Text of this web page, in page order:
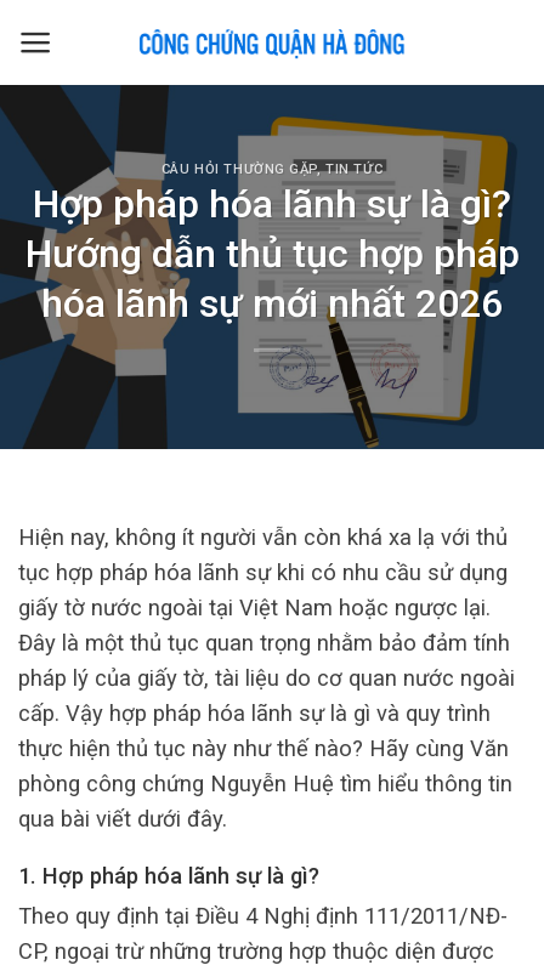
CÂU HỎI THƯỜNG GẶP,TIN TỨC
Hợp pháp hóa lãnh sự là gì?
Hướng dẫn thủ tục hợp pháp
hóa lãnh sự mới nhất 2026
Hiện nay, không ít người vẫn còn khá xa lạ với thủ
tục hợp pháp hóa lãnh sự khi có nhu cầu sử dụng
giấy tờ nước ngoài tại Việt Nam hoặc ngược lại.
Đây là một thủ tục quan trọng nhằm bảo đảm tính
pháp lý của giấy tờ, tài liệu do cơ quan nước ngoài
cấp. Vậy hợp pháp hóa lãnh sự là gì và quy trình
thực hiện thủ tục này như thế nào? Hãy cùng Văn
phòng công chứng Nguyễn Huệ tìm hiểu thông tin
qua bài viết dưới đây.
1. Hợp pháp hóa lãnh sự là gì?
Theo quy định tại Điều 4 Nghị định 111/2011/NĐ-
CP, ngoại trừ những trường hợp thuộc diện được